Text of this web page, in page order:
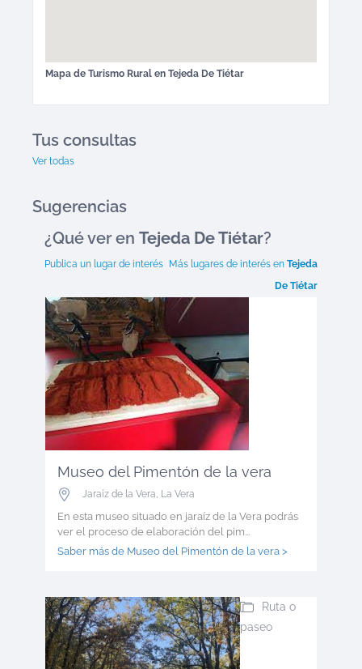
Mapa de Turismo Rural en Tejeda De Tiétar
Tus consultas
Ver todas
Sugerencias
¿Qué ver en Tejeda De Tiétar?
Publica un lugar de interés Más lugares de interés en Tejeda
De Tiétar
Museo del Pimentón de la vera
Jaraíz de la Vera, La Vera
En esta museo situado en jaraíz de la Vera podrás
ver el proceso de elaboración del pim...
Saber más de Museo del Pimentón de la vera >
Ruta o
paseo